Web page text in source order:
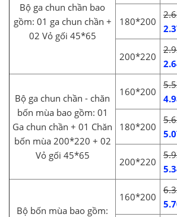
Bộ ga chun chần bao
gồm: 01 ga chun chần +
02 Vỏ gối 45*65
180*200
200*220
Bộ ga chun chần - chăn
bốn mùa bao gồm: 01
Ga chun chần + 01 Chăn
bốn mùa 200*220 + 02
Vỏ gối 45*65
160*200
180*200
200*220
Bộ bốn mùa bao gồm:
160*200